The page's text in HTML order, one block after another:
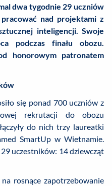
dwa tygodnie 29 uczniów
nad projektami z
inteligencji. Swoje
podczas finału obozu.
honorowym patronatem
się ponad 700 uczniów z
rekrutacji do obozu
do nich trzy laureatki
SmartUp w Wietnamie.
uczestników: 14 dziewcząt
rosnące zapotrzebowanie